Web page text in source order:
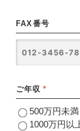
FAX番号
ご年収 *
500万円未満
1000万円以